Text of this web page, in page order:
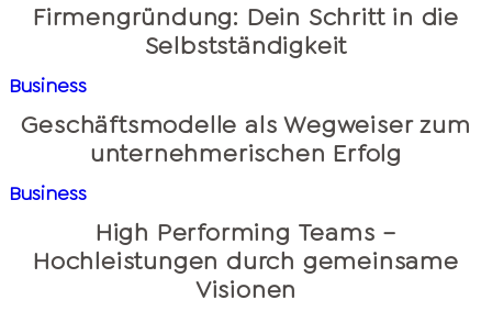
Firmengründung: Dein Schritt in die
Selbstständigkeit
Business
Geschäftsmodelle als Wegweiser zum
unternehmerischen Erfolg
Business
High Performing Teams –
Hochleistungen durch gemeinsame
Visionen